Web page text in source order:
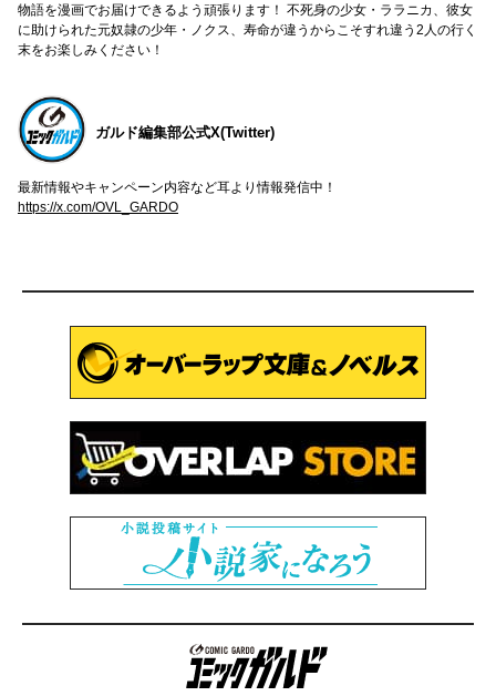
物語を漫画でお届けできるよう頑張ります！ 不死身の少女・ララニカ、彼女
に助けられた元奴隷の少年・ノクス、寿命が違うからこそすれ違う2人の行く
末をお楽しみください！
ガルド編集部公式X(Twitter)
最新情報やキャンペーン内容など耳より情報発信中！
https://x.com/OVL_GARDO
コミックガルド